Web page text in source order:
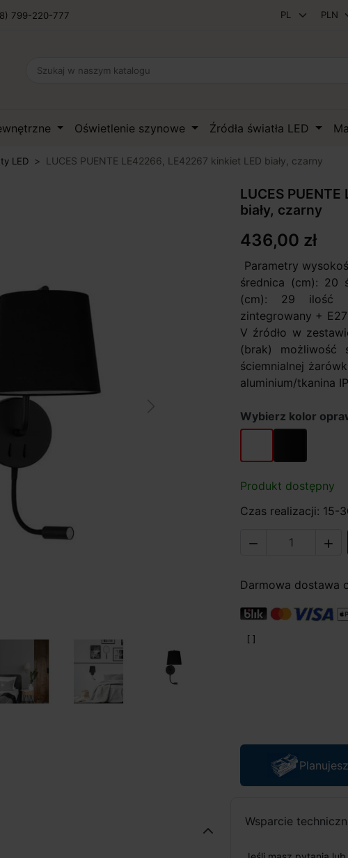
799-220-777
Oświetlenie szynowe Źródła światła LED
LED LUCES PUENTE LE42266, LE42267 kinkiet LED biały, czarny
LUCES
biały, czarny
436,00 zł
Parametry
średnica (cm): 20
(cm): 29 ilość
zintegrowany +
V źródło w
(brak) możliwość
ściemnialnej
aluminium/tkanina
Wybierz kolor
biały czarny
Produkt dostępny
Czas realizacji: 15-
 
Darmowa dostawa
Wsparcie